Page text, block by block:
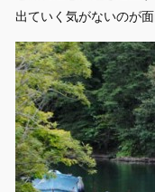
出ていく気がないのが面